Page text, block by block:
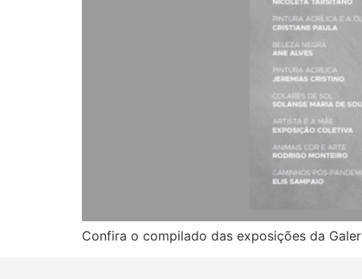
Confira o compilado das exposições da